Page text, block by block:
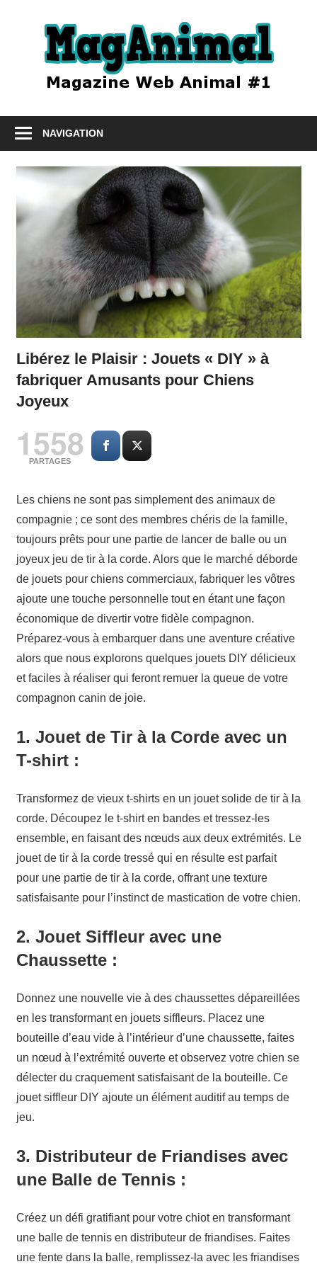
animal
NAVIGATION
Libérez le Plaisir : Jouets « DIY » à
fabriquer Amusants pour Chiens
Joyeux
1558
PARTAGES
Les chiens ne sont pas simplement des animaux de
compagnie ; ce sont des membres chéris de la famille,
toujours prêts pour une partie de lancer de balle ou un
joyeux jeu de tir à la corde. Alors que le marché déborde
de jouets pour chiens commerciaux, fabriquer les vôtres
ajoute une touche personnelle tout en étant une façon
économique de divertir votre fidèle compagnon.
Préparez-vous à embarquer dans une aventure créative
alors que nous explorons quelques jouets DIY délicieux
et faciles à réaliser qui feront remuer la queue de votre
compagnon canin de joie.
1. Jouet de Tir à la Corde avec un
T-shirt :
Transformez de vieux t-shirts en un jouet solide de tir à la
corde. Découpez le t-shirt en bandes et tressez-les
ensemble, en faisant des nœuds aux deux extrémités. Le
jouet de tir à la corde tressé qui en résulte est parfait
pour une partie de tir à la corde, offrant une texture
satisfaisante pour l’instinct de mastication de votre chien.
2. Jouet Siffleur avec une
Chaussette :
Donnez une nouvelle vie à des chaussettes dépareillées
en les transformant en jouets siffleurs. Placez une
bouteille d’eau vide à l’intérieur d’une chaussette, faites
un nœud à l’extrémité ouverte et observez votre chien se
délecter du craquement satisfaisant de la bouteille. Ce
jouet siffleur DIY ajoute un élément auditif au temps de
jeu.
3. Distributeur de Friandises avec
une Balle de Tennis :
Créez un défi gratifiant pour votre chiot en transformant
une balle de tennis en distributeur de friandises. Faites
une fente dans la balle, remplissez-la avec les friandises